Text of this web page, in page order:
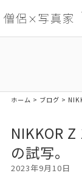
ホーム > ブログ >
NIKKOR
の試写。
2023年9月10日